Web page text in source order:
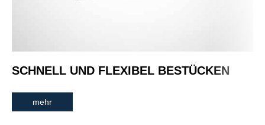
SCHNELL UND FLEXIBEL BESTÜCKEN
mehr